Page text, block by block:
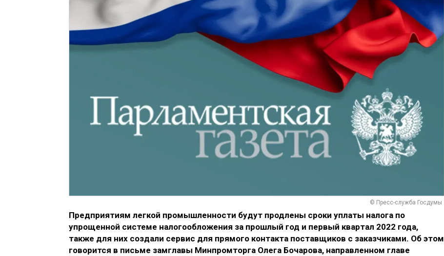
© Пресс-служба Госдумы
Предприятиям легкой промышленности будут продлены сроки уплаты налога по
упрощенной системе налогообложения за прошлый год и первый квартал 2022 года,
также для них создали сервис для прямого контакта поставщиков с заказчиками. Об этом
говорится в письме замглавы Минпромторга Олега Бочарова, направленном главе